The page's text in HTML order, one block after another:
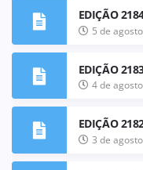
EDIÇÃO
5 de
EDIÇÃO
4 de
EDIÇÃO
3 de